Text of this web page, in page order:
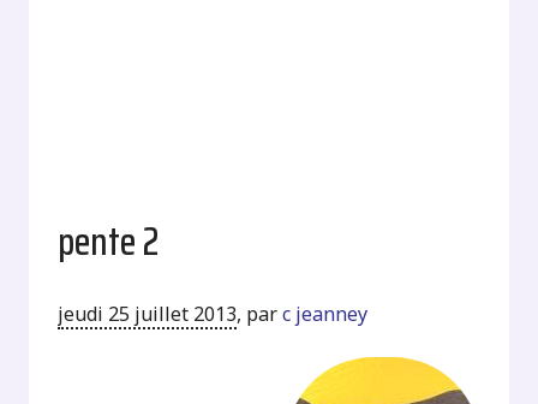
pente 2
jeudi 25 juillet 2013, parc jeanney